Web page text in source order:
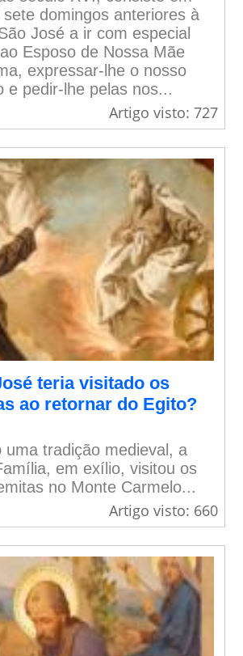
domingos anteriores à
José a ir com especial
Esposo de Nossa Mãe
expressar-lhe o nosso
e pedir-lhe pelas nos...
Artigo visto: 727
teria visitado os
ao retornar do Egito?
uma tradição medieval, a
em exílio, visitou os
no Monte Carmelo...
Artigo visto: 660